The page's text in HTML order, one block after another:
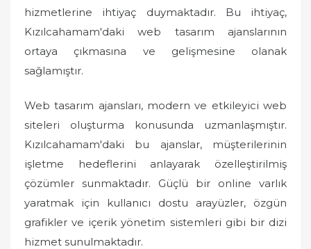
hizmetlerine ihtiyaç duymaktadır. Bu ihtiyaç,
Kızılcahamam'daki web tasarım ajanslarının
ortaya çıkmasına ve gelişmesine olanak
sağlamıştır.
Web tasarım ajansları, modern ve etkileyici web
siteleri oluşturma konusunda uzmanlaşmıştır.
Kızılcahamam'daki bu ajanslar, müşterilerinin
işletme hedeflerini anlayarak özelleştirilmiş
çözümler sunmaktadır. Güçlü bir online varlık
yaratmak için kullanıcı dostu arayüzler, özgün
grafikler ve içerik yönetim sistemleri gibi bir dizi
hizmet sunulmaktadır.